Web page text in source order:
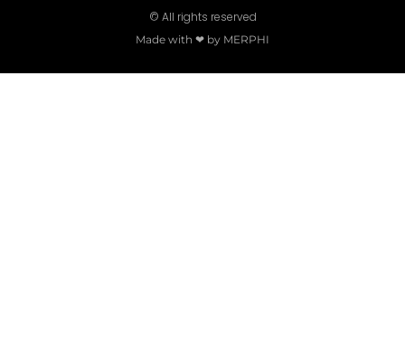
© All rights reserved
Made with ❤ by MERPHI